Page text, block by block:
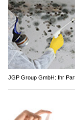
JGP Group GmbH: Ihr